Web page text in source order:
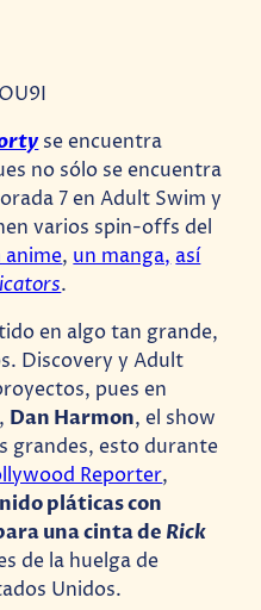
se encuentra
no sólo se encuentra
7 en Adult Swim y
varios spin-offs del
anime, un manga, así
.
en algo tan grande,
Discovery y Adult
pues en
Dan Harmon, el show
grandes, esto durante
Reporter,
pláticas con
una cinta de Rick
de la huelga de
Unidos.